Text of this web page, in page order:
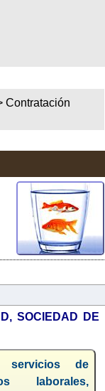
Contratación
SOCIEDAD DE
servicios de
laborales,